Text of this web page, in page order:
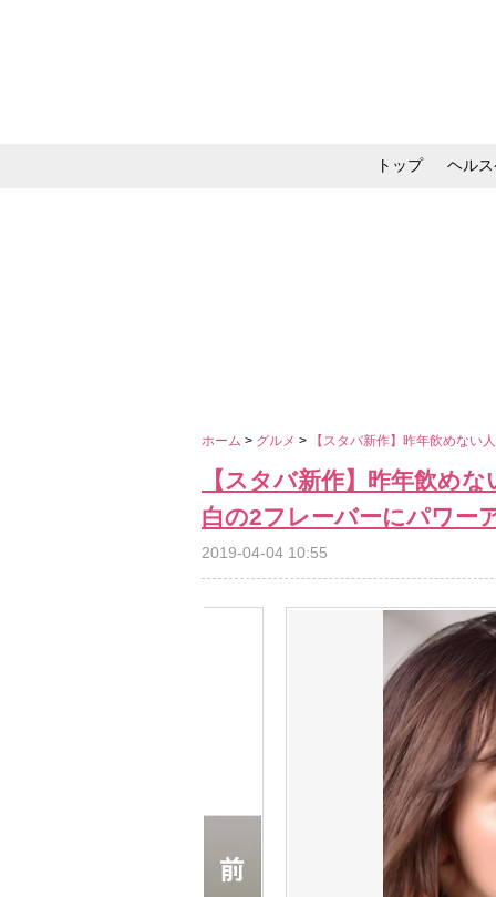
トップ ヘル
ホーム > グルメ > 【スタバ新作】昨年飲めない
【スタバ新作】昨年飲め
白の2フレーバーにパワー
2019-04-04 10:55